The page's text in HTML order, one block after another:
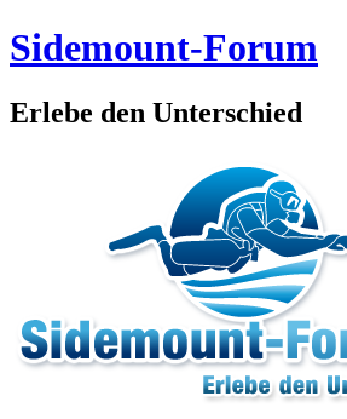
Sidemount-Forum
Erlebe den Unterschied